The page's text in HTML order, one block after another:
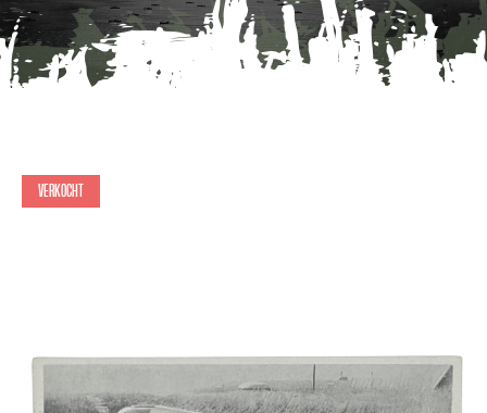
Verkocht